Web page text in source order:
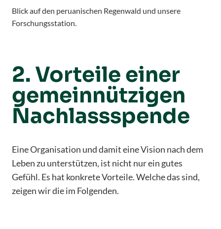
Blick auf den peruanischen Regenwald und unsere
Forschungsstation.
2. Vorteile einer
gemeinnützigen
Nachlassspende
Eine Organisation und damit eine Vision nach dem
Leben zu unterstützen, ist nicht nur ein gutes
Gefühl. Es hat konkrete Vorteile. Welche das sind,
zeigen wir die im Folgenden.